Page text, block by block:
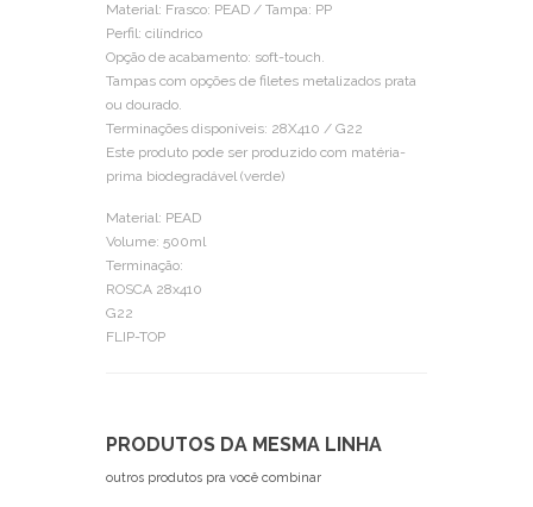
Material: Frasco: PEAD / Tampa: PP
Perfil: cilíndrico
Opção de acabamento: soft-touch.
Tampas com opções de filetes metalizados prata
ou dourado.
Terminações disponíveis: 28X410 / G22
Este produto pode ser produzido com matéria-
prima biodegradável (verde)
Material: PEAD
Volume: 500ml
Terminação:
ROSCA 28x410
G22
FLIP-TOP
PRODUTOS DA MESMA LINHA
outros produtos pra você combinar